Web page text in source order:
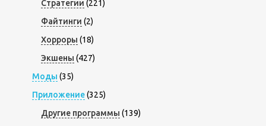
Стратегии (221)
Файтинги (2)
Хорроры (18)
Экшены (427)
Моды (35)
Приложение(325)
Другие программы (139)